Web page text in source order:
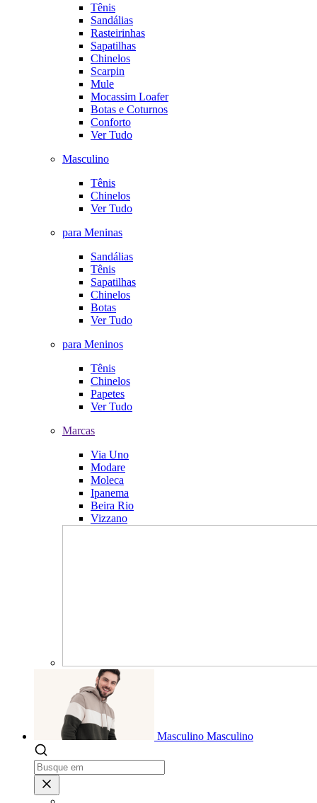
Tênis
Sandálias
Rasteirinhas
Sapatilhas
Chinelos
Scarpin
Mule
Mocassim Loafer
Botas e Coturnos
Conforto
Ver Tudo
Masculino
Tênis
Chinelos
Ver Tudo
para Meninas
Sandálias
Tênis
Sapatilhas
Chinelos
Botas
Ver Tudo
para Meninos
Tênis
Chinelos
Papetes
Ver Tudo
Marcas
Via Uno
Modare
Moleca
Ipanema
Beira Rio
Vizzano
Masculino Masculino